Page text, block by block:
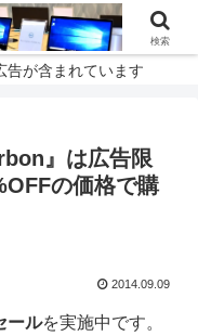
が含まれています
』は広告限
の価格で購
2014.09.09
ールを実施中です。
検索